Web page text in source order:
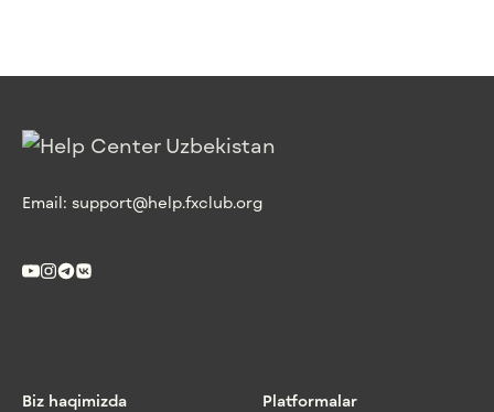
Email: support@help.fxclub.org
Biz haqimizda Platformalar